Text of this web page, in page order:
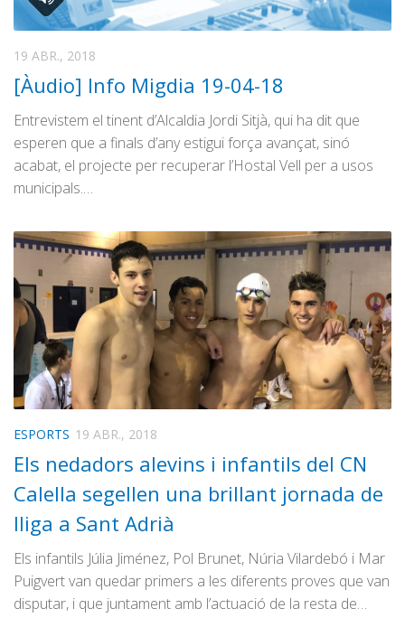
19 ABR., 2018
[Àudio] Info Migdia 19-04-18
Entrevistem el tinent d’Alcaldia Jordi Sitjà, qui ha dit que
esperen que a finals d’any estigui força avançat, sinó
acabat, el projecte per recuperar l’Hostal Vell per a usos
municipals.…
ESPORTS 19 ABR., 2018
Els nedadors alevins i infantils del CN
Calella segellen una brillant jornada de
lliga a Sant Adrià
Els infantils Júlia Jiménez, Pol Brunet, Núria Vilardebó i Mar
Puigvert van quedar primers a les diferents proves que van
disputar, i que juntament amb l’actuació de la resta de…